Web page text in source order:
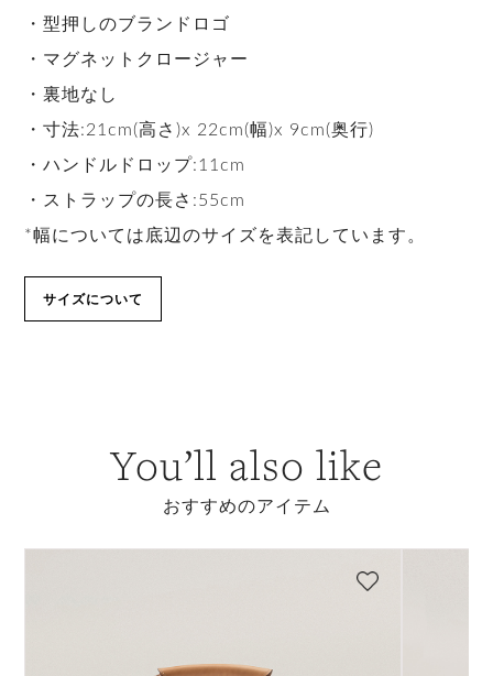
・型押しのブランドロゴ
・マグネットクロージャー
・裏地なし
・寸法:21cm(高さ)x 22cm(幅)x 9cm(奥行)
・ハンドルドロップ:11cm
・ストラップの長さ:55cm
*幅については底辺のサイズを表記しています。
サイズについて
You’ll also like
おすすめのアイテム